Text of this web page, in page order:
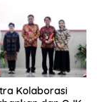
Kolaborasi